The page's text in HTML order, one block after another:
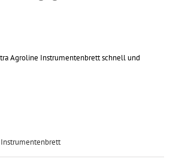
Agroline Instrumentenbrett schnell und
Instrumentenbrett